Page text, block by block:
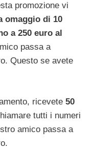
promozione vi
omaggio di 10
a 250 euro al
passa a
Questo se avete
ricevete 50
tutti i numeri
amico passa a